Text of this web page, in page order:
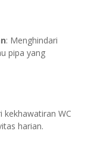
: Menghindari
pipa yang
kekhawatiran WC
harian.